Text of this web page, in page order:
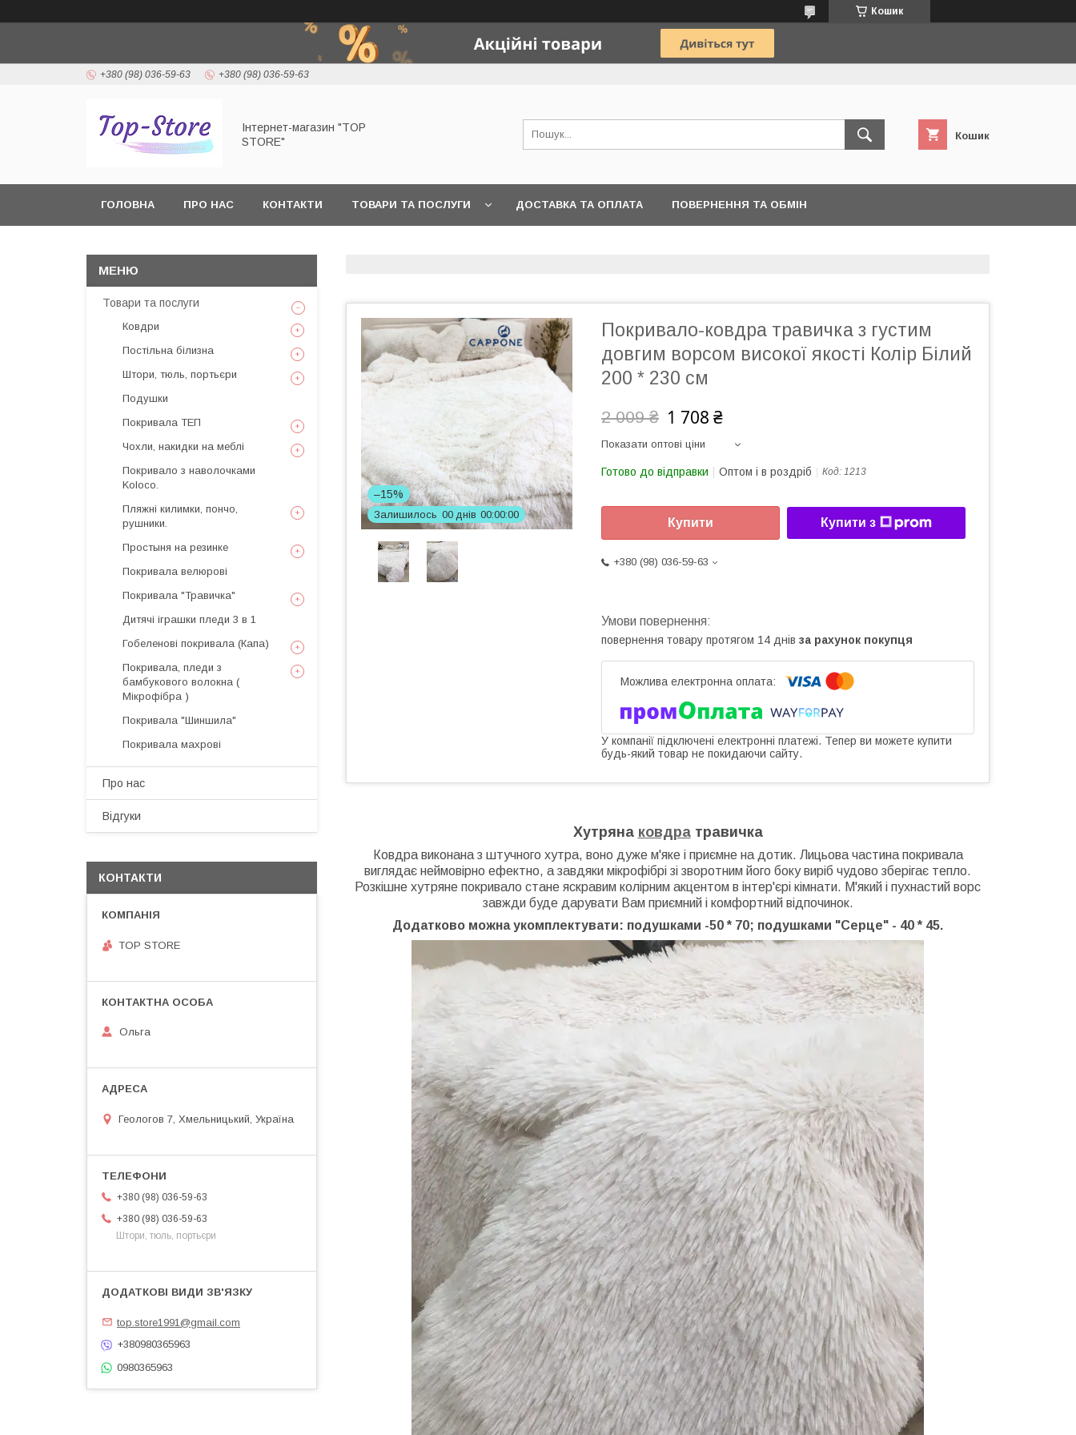
Кошик
+380 (98) 036-59-63 +380 (98) 036-59-63
Інтернет-магазин "TOP
STORE"
Кошик
ГОЛОВНА ПРО НАС КОНТАКТИ ТОВАРИ ТА ПОСЛУГИ ДОСТАВКА ТА ОПЛАТА ПОВЕРНЕННЯ ТА ОБМІН
–15%
Залишилось 00 днів 00 00 00
Покривало-ковдра травичка з густим
довгим ворсом високої якості Колір Білий
200 * 230 см
2 009 ₴ 1 708 ₴
Показати оптові ціни
Готово до відправки Оптом і в роздріб Код: 1213
Купити Купити з
+380 (98) 036-59-63
повернення товару протягом 14 днів за рахунок покупця
У компанії підключені електронні платежі. Тепер ви можете купити
будь-який товар не покидаючи сайту.
Хутряна ковдратравичка
Ковдра виконана з штучного хутра, воно дуже м'яке і приємне на дотик. Лицьова частина покривала
виглядає неймовірно ефектно, а завдяки мікрофібрі зі зворотним його боку виріб чудово зберігає тепло.
Розкішне хутряне покривало стане яскравим колірним акцентом в інтер'єрі кімнати. М'який і пухнастий ворс
завжди буде дарувати Вам приємний і комфортний відпочинок.
Додатково можна укомплектувати: подушками -50 * 70; подушками "Серце" - 40 * 45.
Товари та послуги
Ковдри
Постільна білизна
Штори, тюль, портьєри
Подушки
Покривала ТЕП
Чохли, накидки на меблі
Покривало з наволочками
Koloco.
Пляжні килимки, пончо,
рушники.
Простыня на резинке
Покривала велюрові
Покривала "Травичка"
Дитячі іграшки пледи 3 в 1
Гобеленові покривала (Капа)
Покривала, пледи з
бамбукового волокна (
Мікрофібра )
Покривала "Шиншила"
Покривала махрові
Про нас
Відгуки
КОНТАКТИ
TOP STORE
Ольга
Геологов 7, Хмельницький, Україна
+380 (98) 036-59-63
+380 (98) 036-59-63
Штори, тюль, портьєри
top.store1991@gmail.com
+380980365963
0980365963